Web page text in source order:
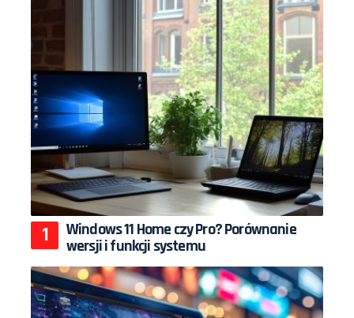
Windows 11 Home czy Pro? Porównanie
wersji i funkcji systemu